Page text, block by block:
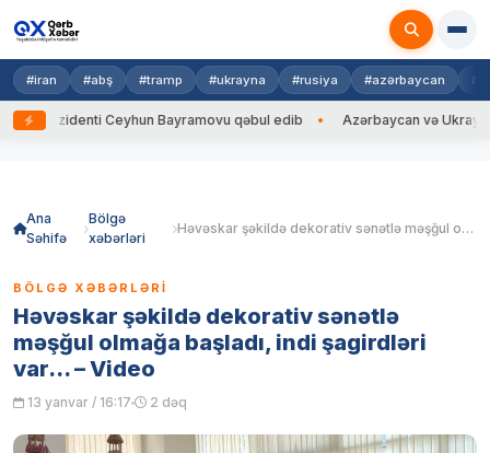
#iran #abş #tramp #ukrayna #rusiya #azərbaycan
Ceyhun Bayramovu qəbul edib Azərbaycan və Ukrayna
Ana
Səhifə
Bölgə
xəbərləri
Həvəskar şəkildə dekorativ sənətlə məşğul olmağa başladı, indi şagirdləri var… – Video
BÖLGƏ XƏBƏRLƏRI
Həvəskar şəkildə dekorativ sənətlə
məşğul olmağa başladı, indi şagirdləri
var… – Video
13 yanvar / 16:17 2 dəq